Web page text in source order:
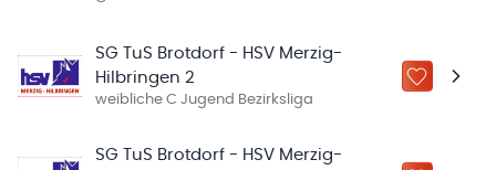
SG TuS Brotdorf - HSV Merzig-
Hilbringen 2
weibliche C Jugend Bezirksliga
ZU „MEINE
SG TuS Brotdorf - HSV Merzig-